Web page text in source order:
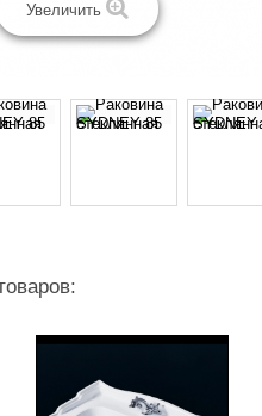
Увеличить